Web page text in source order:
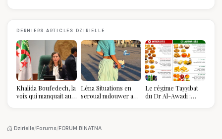
DERNIERS ARTICLES DZIRIELLE
Khalida Boufedech, la
voix qui manquait au
Léna Situations en
seroual mdouwer au
pièce mode de l'été
Le régime Tayyibat
du Dr Al-Awadi :
Dzirielle/Forums/FORUM BINATNA